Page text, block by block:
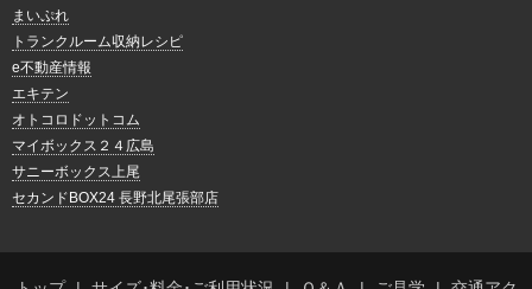
まいぷれ
トランクルーム収納レシピ
e不動産情報
エキテン
オトコロドットコム
マイボックス２４広島
サニーボックス上尾
セカンドBOX24 長野北尾張部店